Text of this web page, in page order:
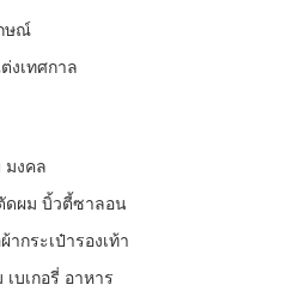
ษณ์
งเทศกาล
มงคล
ดผม บิ้วตี้ซาลอน
กระเป๋ารองเท้า
บเกอรี่ อาหาร